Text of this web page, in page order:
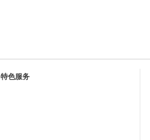
特色服务